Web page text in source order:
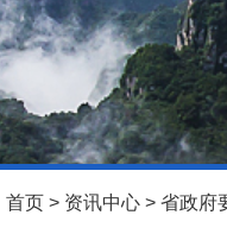
首页 > 资讯中心 > 省政府